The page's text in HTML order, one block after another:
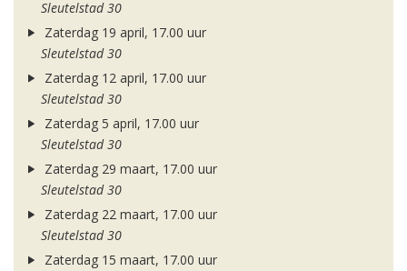
Sleutelstad 30
Zaterdag 19 april, 17.00 uur
Sleutelstad 30
Zaterdag 12 april, 17.00 uur
Sleutelstad 30
Zaterdag 5 april, 17.00 uur
Sleutelstad 30
Zaterdag 29 maart, 17.00 uur
Sleutelstad 30
Zaterdag 22 maart, 17.00 uur
Sleutelstad 30
Zaterdag 15 maart, 17.00 uur